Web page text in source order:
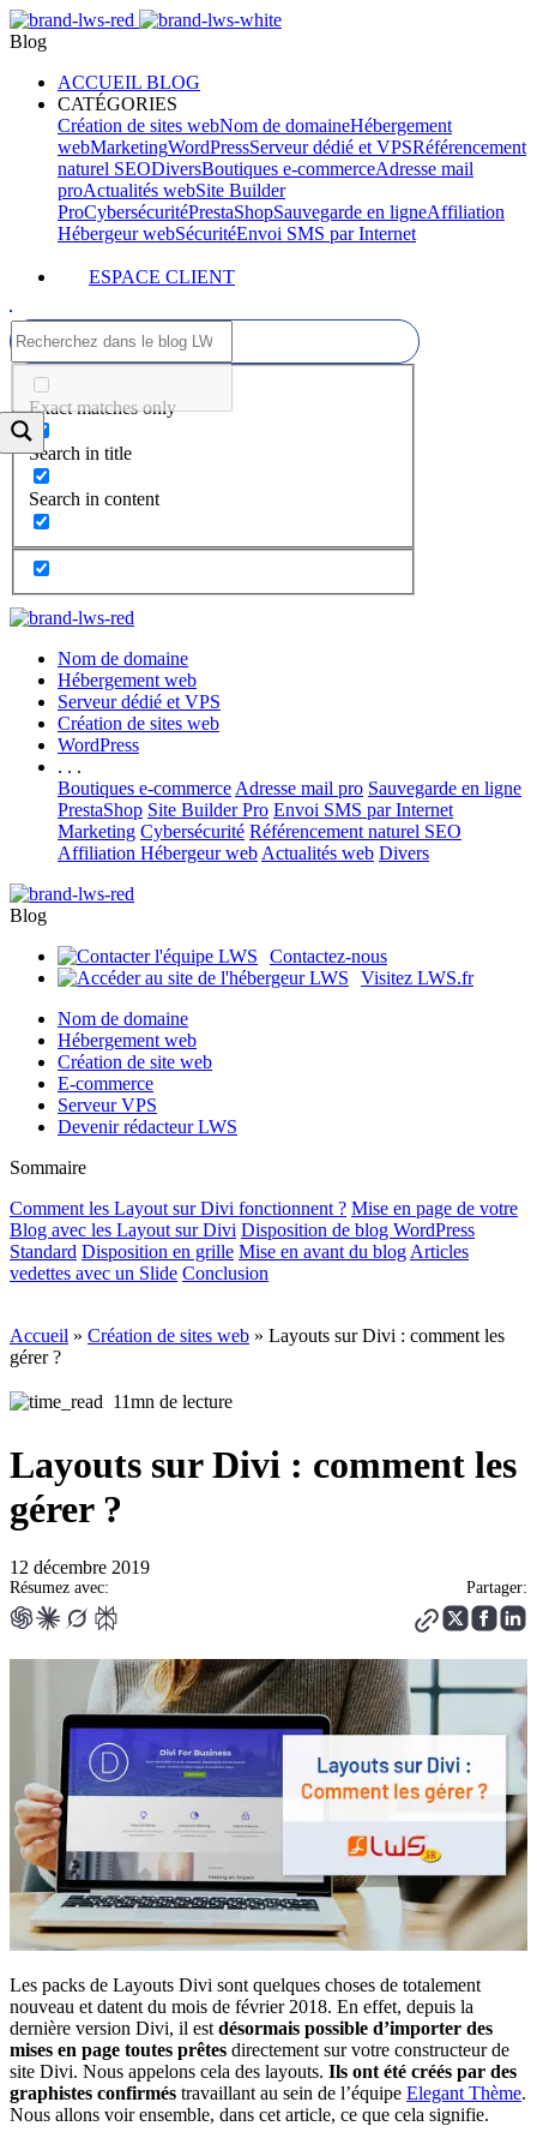
Blog
ACCUEIL BLOG
CATÉGORIES
Création de sites webNom de domaineHébergement
webMarketingWordPressServeur dédié et VPSRéférencement
naturel SEODiversBoutiques e-commerceAdresse mail
proActualités webSite Builder
ProCybersécuritéPrestaShopSauvegarde en ligneAffiliation
Hébergeur webSécuritéEnvoi SMS par Internet
ESPACE CLIENT
Exact matches only
Search in title
Search in content
Nom de domaine
Hébergement web
Serveur dédié et VPS
Création de sites web
WordPress
. . .
Boutiques e-commerce Adresse mail pro Sauvegarde en ligne
PrestaShop Site Builder Pro Envoi SMS par Internet
Marketing Cybersécurité Référencement naturel SEO
Affiliation Hébergeur web Actualités web Divers
Blog
Contactez-nous
Visitez LWS.fr
Nom de domaine
Hébergement web
Création de site web
E-commerce
Serveur VPS
Devenir rédacteur LWS
Sommaire
Comment les Layout sur Divi fonctionnent ? Mise en page de votre
Blog avec les Layout sur Divi Disposition de blog WordPress
Standard Disposition en grille Mise en avant du blog Articles
vedettes avec un Slide Conclusion
Accueil » Création de sites web » Layouts sur Divi : comment les
gérer ?
11mn de lecture
Layouts sur Divi : comment les
gérer ?
12 décembre 2019
Résumez avec: Partager:
Les packs de Layouts Divi sont quelques choses de totalement
nouveau et datent du mois de février 2018. En effet, depuis la
dernière version Divi, il est désormais possible d’importer des
mises en page toutes prêtes directement sur votre constructeur de
site Divi. Nous appelons cela des layouts. Ils ont été créés par des
graphistes confirmés travaillant au sein de l’équipe Elegant Thème.
Nous allons voir ensemble, dans cet article, ce que cela signifie.